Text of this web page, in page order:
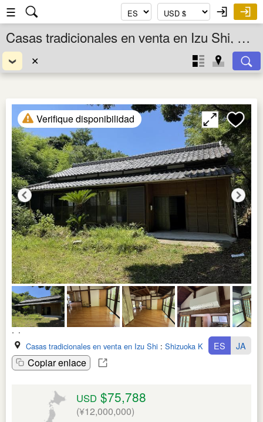
☰
Casas tradicionales en venta en Izu Shi, Shizuoka Ken, Chubu, Japón
✕
Verifique disponibilidad
Casas tradicionales en venta en Izu Shi : Shizuoka Ken
Copiar enlace
ES JA
USD $75,788
(¥12,000,000)